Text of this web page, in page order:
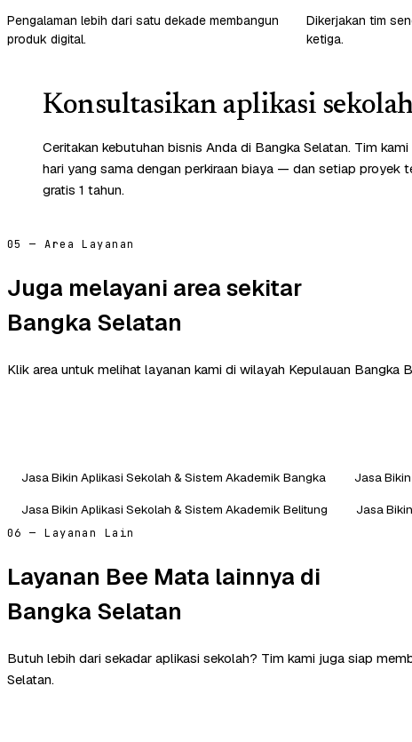
Pengalaman lebih dari satu dekade membangun
produk digital.
Dikerjakan tim
ketiga.
Konsultasikan aplikasi
Ceritakan kebutuhan bisnis Anda di Bangka Selatan. Tim
hari yang sama dengan perkiraan biaya — dan setiap proyek
gratis 1 tahun.
05 — Area Layanan
Juga melayani area sekitar
Bangka Selatan
Klik area untuk melihat layanan kami di wilayah Kepulauan Bangka
Jasa Bikin Aplikasi Sekolah & Sistem Akademik Bangka Jasa
Jasa Bikin Aplikasi Sekolah & Sistem Akademik Belitung
Jasa
06 — Layanan Lain
Layanan Bee Mata lainnya di
Bangka Selatan
Butuh lebih dari sekadar aplikasi sekolah? Tim kami juga siap
Selatan.